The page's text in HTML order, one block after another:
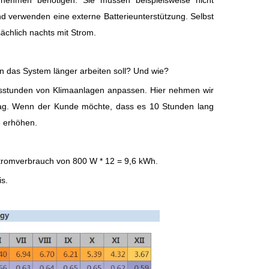
verwenden eine externe Batterieunterstützung. Selbst
nachts mit Strom.
das System länger arbeiten soll? Und wie?
von Klimaanlagen anpassen. Hier nehmen wir
Wenn der Kunde möchte, dass es 10 Stunden lang
von 800 W * 12 = 9,6 kWh.